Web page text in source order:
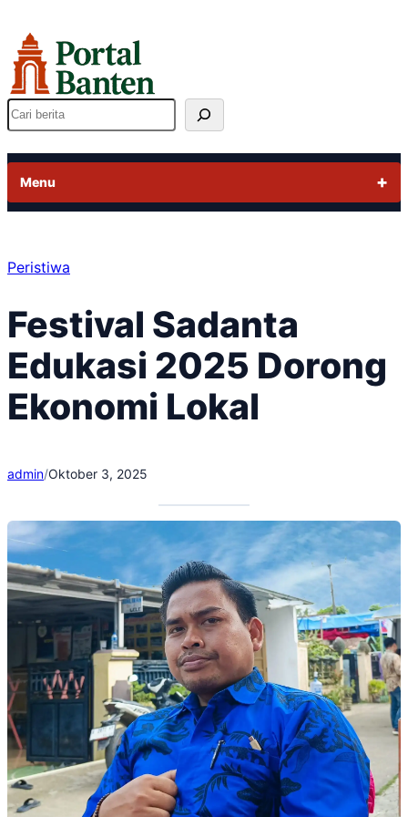
ke
konten
Cari
Menu
Peristiwa
Festival Sadanta
Edukasi 2025 Dorong
Ekonomi Lokal
admin/Oktober 3, 2025